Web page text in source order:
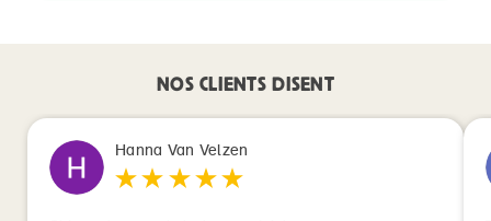
NOS CLIENTS DISENT
Hanna Van Velzen